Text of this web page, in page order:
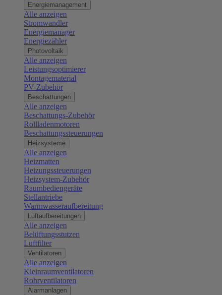
Energiemanagement
Alle anzeigen
Stromwandler
Energiemanager
Energiezähler
Photovoltaik
Alle anzeigen
Leistungsoptimierer
Montagematerial
PV-Zubehör
Beschattungen
Alle anzeigen
Beschattungs-Zubehör
Rollladenmotoren
Beschattungssteuerungen
Heizsysteme
Alle anzeigen
Heizmatten
Heizungssteuerungen
Heizsystem-Zubehör
Raumbediengeräte
Stellantriebe
Warmwasseraufbereitung
Luftaufbereitungen
Alle anzeigen
Belüftungsstutzen
Luftfilter
Ventilatoren
Alle anzeigen
Kleinraumventilatoren
Rohrventilatoren
Alarmanlagen